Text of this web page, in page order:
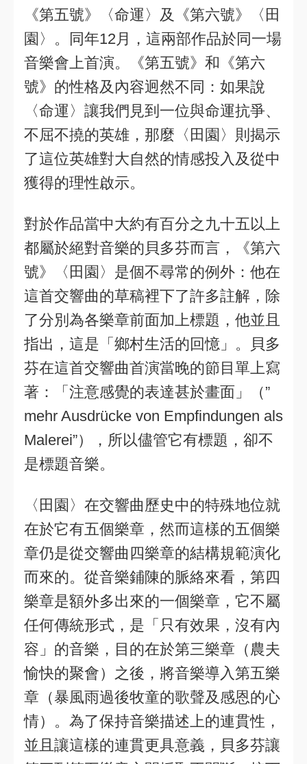
《第五號》〈命運〉及《第六號》〈田
園〉。同年12月，這兩部作品於同一場
音樂會上首演。《第五號》和《第六
號》的性格及內容迥然不同：如果說
〈命運〉讓我們見到一位與命運抗爭、
不屈不撓的英雄，那麼〈田園〉則揭示
了這位英雄對大自然的情感投入及從中
獲得的理性啟示。
對於作品當中大約有百分之九十五以上
都屬於絕對音樂的貝多芬而言，《第六
號》〈田園〉是個不尋常的例外：他在
這首交響曲的草稿裡下了許多註解，除
了分別為各樂章前面加上標題，他並且
指出，這是「鄉村生活的回憶」。貝多
芬在這首交響曲首演當晚的節目單上寫
著：「注意感覺的表達甚於畫面」（”
mehr Ausdrücke von Empfindungen als
Malerei”），所以儘管它有標題，卻不
是標題音樂。
〈田園〉在交響曲歷史中的特殊地位就
在於它有五個樂章，然而這樣的五個樂
章仍是從交響曲四樂章的結構規範演化
而來的。從音樂鋪陳的脈絡來看，第四
樂章是額外多出來的一個樂章，它不屬
任何傳統形式，是「只有效果，沒有內
容」的音樂，目的在於第三樂章（農夫
愉快的聚會）之後，將音樂導入第五樂
章（暴風雨過後牧童的歌聲及感恩的心
情）。為了保持音樂描述上的連貫性，
並且讓這樣的連貫更具意義，貝多芬讓